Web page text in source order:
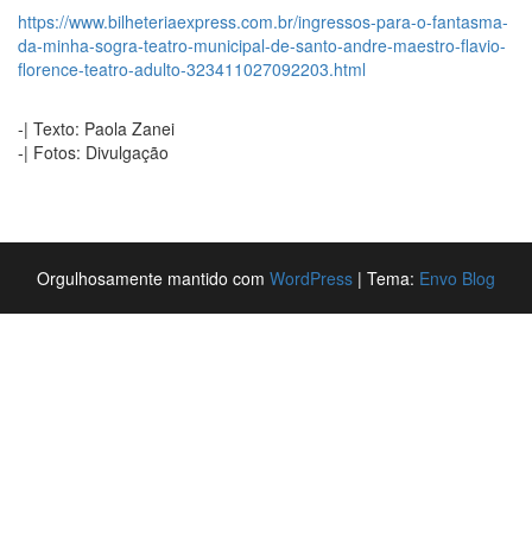
https://www.bilheteriaexpress.com.br/ingressos-para-o-fantasma-
da-minha-sogra-teatro-municipal-de-santo-andre-maestro-flavio-
florence-teatro-adulto-323411027092203.html
-| Texto: Paola Zanei
-| Fotos: Divulgação
Orgulhosamente mantido com WordPress | Tema: Envo Blog